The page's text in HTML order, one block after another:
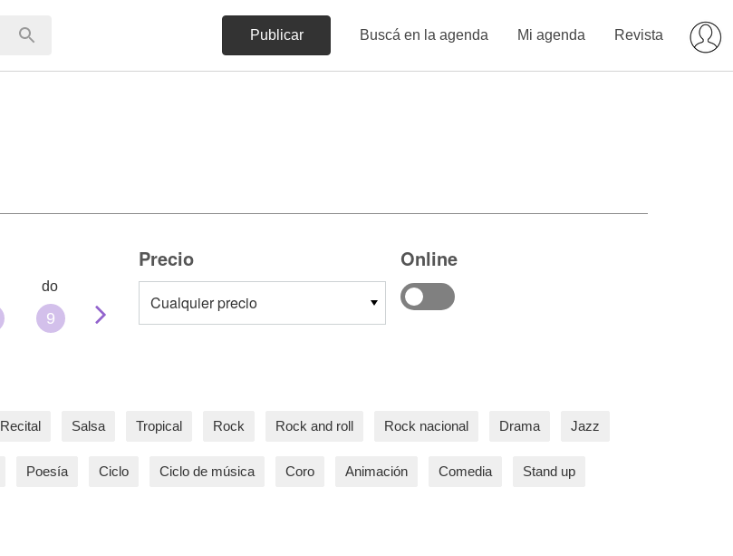
Publicar Buscá en la agenda Mi agenda Revista
do
9 10
Precio Online
Recital Salsa Tropical Rock Rock and roll Rock nacional Drama Jazz
Poesía Ciclo Ciclo de música Coro Animación Comedia Stand up